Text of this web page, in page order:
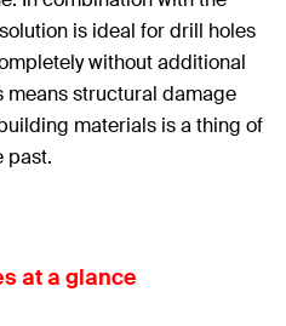
is ideal for drill holes
without additional
means structural damage
materials is a thing of
past.
at a glance